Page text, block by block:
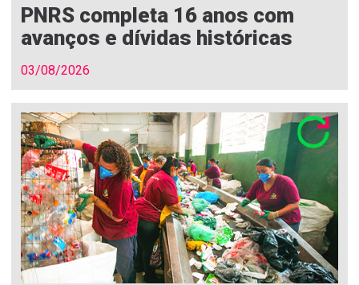
PNRS completa 16 anos com
avanços e dívidas históricas
03/08/2026